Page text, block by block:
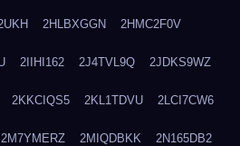
2HLBXGGN 2HMC2F0V
2IIHI162 2J4TVL9Q 2JDKS9WZ
2KKCIQS5 2KL1TDVU 2LCI7CW6
2M7YMERZ 2MIQDBKK 2N165DB2